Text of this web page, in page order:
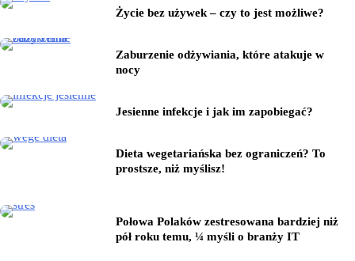
Życie bez używek – czy to jest możliwe?
Zaburzenie odżywiania, które atakuje w
nocy
Jesienne infekcje i jak im zapobiegać?
Dieta wegetariańska bez ograniczeń? To
prostsze, niż myślisz!
Połowa Polaków zestresowana bardziej niż
pół roku temu, ¼ myśli o branży IT